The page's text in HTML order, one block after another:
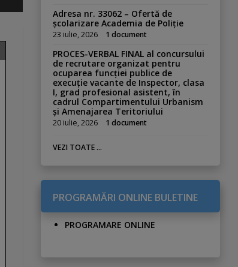
Adresa nr. 33062 – Ofertă de
școlarizare Academia de Poliție
23 iulie, 2026 1 document
PROCES-VERBAL FINAL al concursului
de recrutare organizat pentru
ocuparea funcției publice de
execuție vacante de Inspector, clasa
I, grad profesional asistent, în
cadrul Compartimentului Urbanism
și Amenajarea Teritoriului
20 iulie, 2026 1 document
VEZI TOATE ...
PROGRAMĂRI ONLINE BULETINE
PROGRAMARE ONLINE